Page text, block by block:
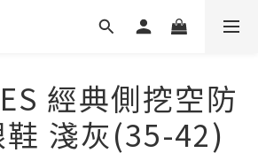
經典側挖空防
淺灰(35-42)